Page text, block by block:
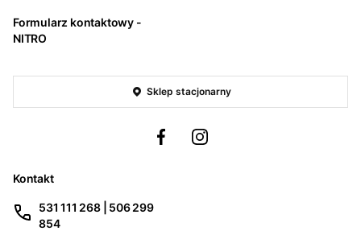
Sklep stacjonarny
Formularz kontaktowy -
NITRO
Kontakt
531 111 268 | 506 299
854